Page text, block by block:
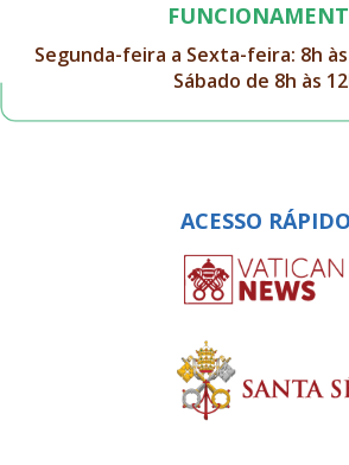
Segunda-feira a Sexta-feira: 8h
Sábado de 8h às
ACESSO RÁPIDO